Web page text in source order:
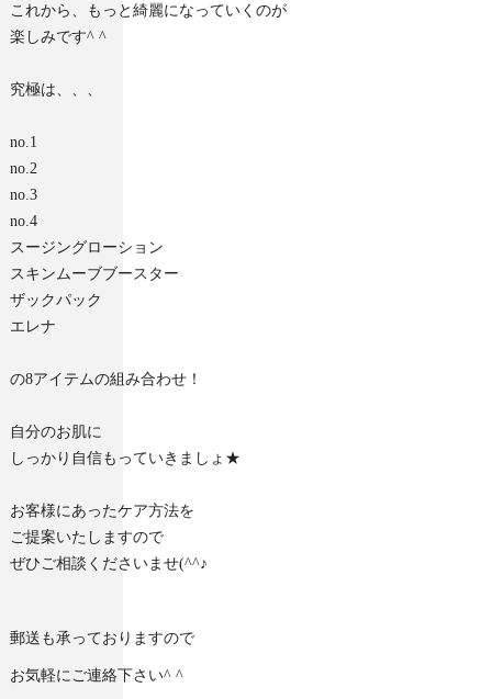
これから、もっと綺麗になっていくのが
楽しみです^ ^
究極は、、、
no.1
no.2
no.3
no.4
スージングローション
スキンムーブブースター
ザックパック
エレナ
の8アイテムの組み合わせ！
自分のお肌に
しっかり自信もっていきましょ★
お客様にあったケア方法を
ご提案いたしますので
ぜひご相談くださいませ(^^♪
郵送も承っておりますので
お気軽にご連絡下さい^ ^